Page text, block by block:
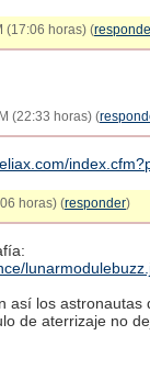
(17:06 horas) (
(22:33 horas) (
horas) (responder)
así los astronautas
de aterrizaje no